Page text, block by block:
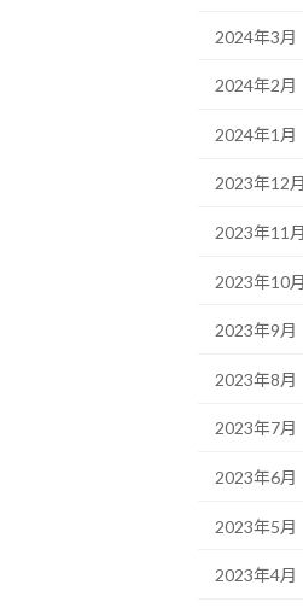
2024年3月
2024年2月
2024年1月
2023年12月
2023年11月
2023年10月
2023年9月
2023年8月
2023年7月
2023年6月
2023年5月
2023年4月